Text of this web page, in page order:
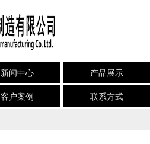
新闻中心
产品展示
客户案例 联系方式